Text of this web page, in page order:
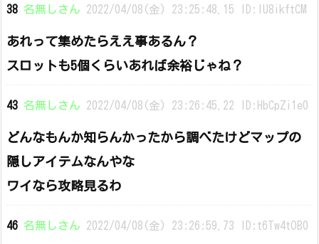
38 名無しさん 2022/04/08(金) 23:25:48.15 ID:lU8ikftCM
あれって集めたらええ事あるん？
スロットも5個くらいあれば余裕じゃね？
43 名無しさん 2022/04/08(金) 23:26:45.22 ID:HbCpZi1e0
どんなもんか知らんかったから調べたけどマップの
隠しアイテムなんやな
ワイなら攻略見るわ
46 名無しさん 2022/04/08(金) 23:26:59.73 ID:t6Tw4tOB0